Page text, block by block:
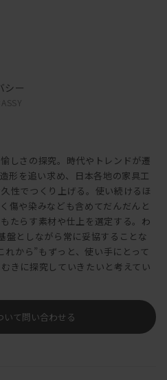
いて問い合わせる
シー
しさの探究。時代やトレンドが遷
形を追い求め、日本各地の家具工
性でつくり上げる。使い続けるほ
傷や染みなども含めてだんだんと
たらす素材や仕上を選定する。わ
盤としながら常に妥協することな
れから”もずっと、使い手にとって
きに探究していきたいと考えてい